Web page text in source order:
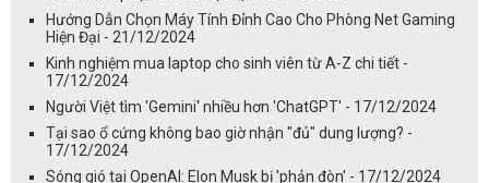
Hướng Dẫn Chọn Máy Tính Đỉnh Cao Cho Phòng Net Gaming
Hiện Đại - 21/12/2024
Kinh nghiệm mua laptop cho sinh viên từ A-Z chi tiết -
17/12/2024
Người Việt tìm 'Gemini' nhiều hơn 'ChatGPT' - 17/12/2024
Tại sao ổ cứng không bao giờ nhận "đủ" dung lượng? -
17/12/2024
Sóng gió tại OpenAI: Elon Musk bị 'phản đòn' - 17/12/2024